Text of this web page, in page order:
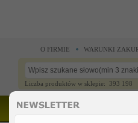
O FIRMIE WARUNKI
Liczba produktów w sklepie: 393 198
CZĘŚCI ZAMIENNE